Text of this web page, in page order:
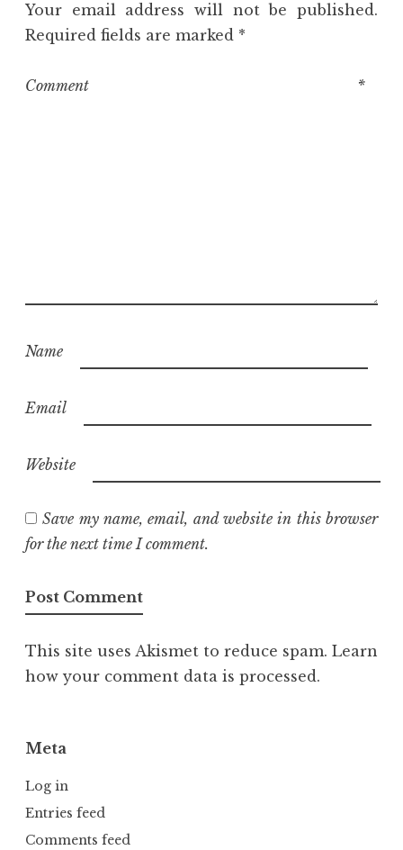
Your email address will not be published.
Required fields are marked *
Comment *
Name
Email
Website
Save my name, email, and website in this browser
for the next time I comment.
This site uses Akismet to reduce spam. Learn
how your comment data is processed.
Meta
Log in
Entries feed
Comments feed